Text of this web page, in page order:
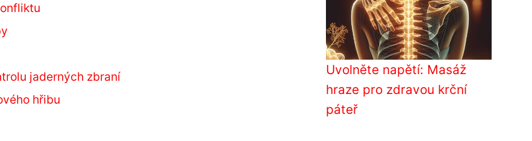
jaderných zbraní
hřibu
Uvolněte napětí: Masáž
hraze pro zdravou krční
páteř